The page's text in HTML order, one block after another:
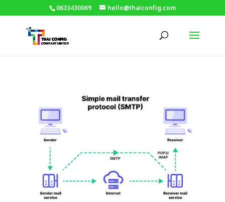
0633430069 hello@thaiconfig.com